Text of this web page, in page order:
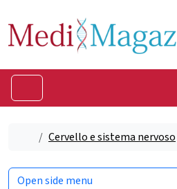
Home
Cervello e sistema nervoso
Open side menu